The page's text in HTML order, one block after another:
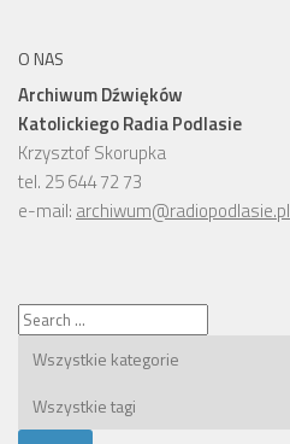
O NAS
Archiwum Dźwięków
Katolickiego Radia Podlasie
Krzysztof Skorupka
tel. 25 644 72 73
e-mail: archiwum@radiopodlasie.pl